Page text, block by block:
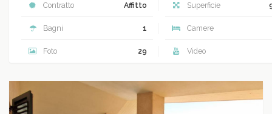
Contratto Affitto Superficie
Bagni 1 Camere
Foto 29 Video